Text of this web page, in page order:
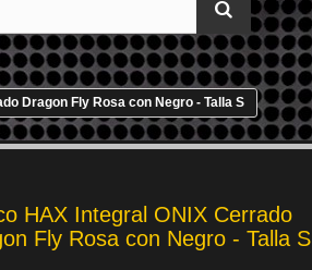
Dragon Fly Rosa con Negro - Talla S
HAX Integral ONIX Cerrado
Fly Rosa con Negro - Talla S